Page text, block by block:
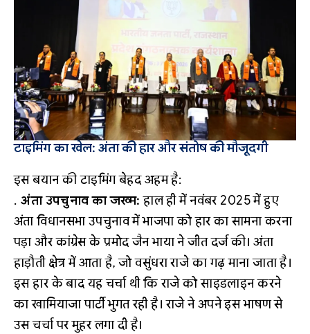
टाइमिंग का खेल: अंता की हार और संतोष की मौजूदगी
इस बयान की टाइमिंग बेहद अहम है:
अंता उपचुनाव का जख्म: हाल ही में नवंबर 2025 में हुए
अंता विधानसभा उपचुनाव में भाजपा को हार का सामना करना
पड़ा और कांग्रेस के प्रमोद जैन भाया ने जीत दर्ज की। अंता
हाड़ौती क्षेत्र में आता है, जो वसुंधरा राजे का गढ़ माना जाता है।
इस हार के बाद यह चर्चा थी कि राजे को साइडलाइन करने
का खामियाजा पार्टी भुगत रही है। राजे ने अपने इस भाषण से
उस चर्चा पर मुहर लगा दी है।